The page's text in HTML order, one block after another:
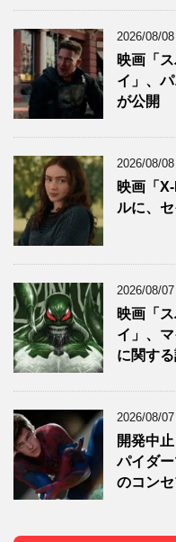
2026/08/08
映画「
イ」、
が公開
2026/08/08
映画「
ルに、
2026/08/07
映画「
イ」、
に関す
2026/08/07
開発中
パイダ
のコン